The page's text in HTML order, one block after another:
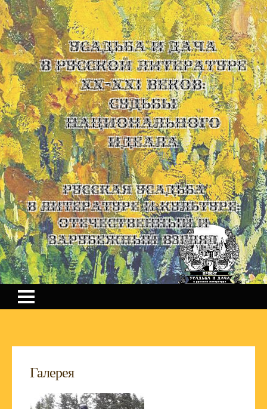
УСАДЬБА И ДАЧА
В РУССКОЙ ЛИТЕРАТУРЕ
XX-XXI ВЕКОВ:
СУДЬБЫ
НАЦИОНАЛЬНОГО
ИДЕАЛА
Русская усадьба
в литературе и культуре:
отечественный и
зарубежный взгляд
Галерея